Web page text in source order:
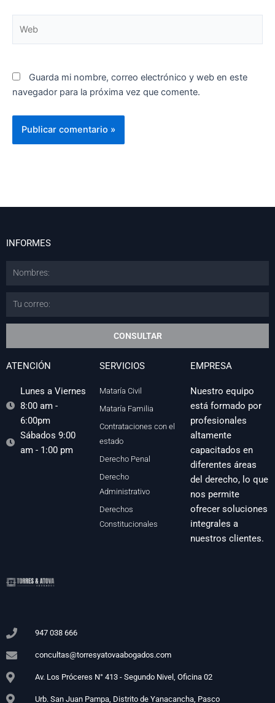
Guarda mi nombre, correo electrónico y web en este
navegador para la próxima vez que comente.
947 038 666
concultas@torresyatovaabogados.com
Av. Los Próceres N° 413 - Segundo Nivel, Oficina 02
Urb. San Juan Pampa, Distrito de Yanacancha, Pasco
EMPRESA
Nuestro equipo
está formado por
profesionales
altamente
capacitados en
diferentes áreas
del derecho, lo que
nos permite
ofrecer soluciones
integrales a
nuestros clientes.
SERVICIOS
Mataría Civil
Mataría Familia
Contrataciones con el
estado
Derecho Penal
Derecho
Administrativo
Derechos
Constitucionales
ATENCIÓN
Lunes a Viernes
8:00 am -
6:00pm
Sábados 9:00
am - 1:00 pm
INFORMES
Nombres:
Email
CONSULTAR